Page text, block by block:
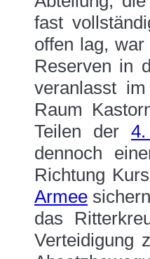
fast
offen lag,
Reserven in
veranlasst
Raum
Teilen der
dennoch
Richtung
Armee
das
Verteidigung